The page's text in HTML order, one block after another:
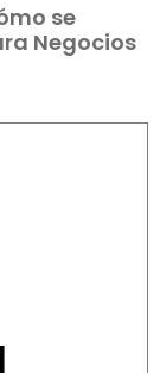
se
Negocios